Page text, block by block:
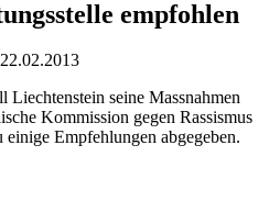
empfohlen
Liechtenstein seine Massnahmen
Kommission gegen Rassismus
Empfehlungen abgegeben.